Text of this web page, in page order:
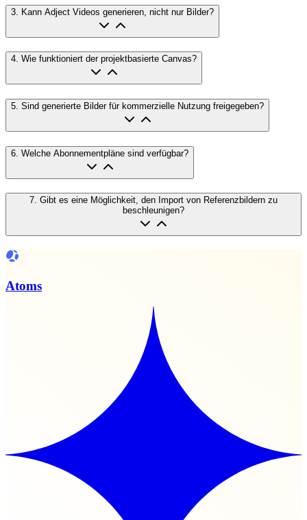
3 Kann Adject Videos generieren, nicht nur Bilder?
4. Wie funktioniert der projektbasierte Canvas?
5. Sind generierte Bilder für kommerzielle Nutzung freigegeben?
6 Welche Abonnementpläne sind verfügbar?
7. Gibt es eine Möglichkeit, den Import von Referenzbildern zu
beschleunigen?
Atoms